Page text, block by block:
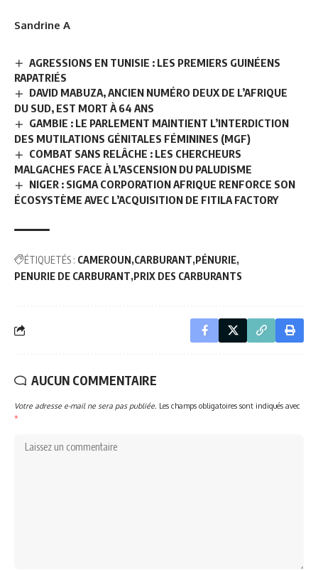
Sandrine A
AGRESSIONS EN TUNISIE : LES PREMIERS GUINÉENS
RAPATRIÉS
DAVID MABUZA, ANCIEN NUMÉRO DEUX DE L’AFRIQUE
DU SUD, EST MORT À 64 ANS
GAMBIE : LE PARLEMENT MAINTIENT L’INTERDICTION
DES MUTILATIONS GÉNITALES FÉMININES (MGF)
COMBAT SANS RELÂCHE : LES CHERCHEURS
MALGACHES FACE À L’ASCENSION DU PALUDISME
NIGER : SIGMA CORPORATION AFRIQUE RENFORCE SON
ÉCOSYSTÈME AVEC L’ACQUISITION DE FITILA FACTORY
ÉTIQUETÉS : CAMEROUN CARBURANT PÉNURIE
PENURIE DE CARBURANT PRIX DES CARBURANTS
AUCUN COMMENTAIRE
Votre adresse e-mail ne sera pas publiée. Les champs obligatoires sont indiqués avec
*